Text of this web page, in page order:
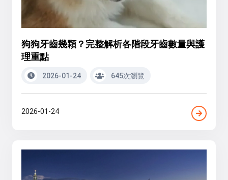
狗狗牙齒幾顆？完整解析各階段牙齒數量與護
理重點
2026-01-24 645次瀏覽
2026-01-24